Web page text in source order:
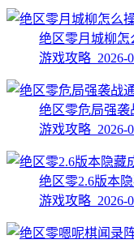
绝区零月城柳怎
游戏攻略 2026-
绝区零危局强
游戏攻略 2026-
绝区零2.6版本
游戏攻略 2026-